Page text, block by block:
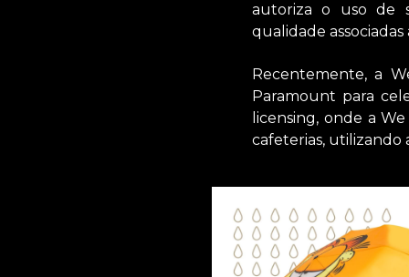
autoriza o uso de
qualidade associadas
Recentemente, a
Paramount para
licensing, onde a
cafeterias, utilizando